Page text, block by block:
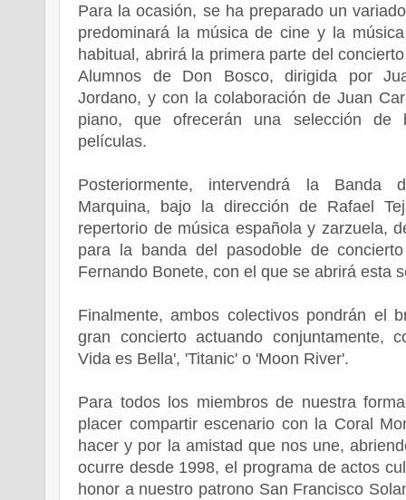
Para la ocasión, se ha preparado un
predominará la música de cine y la
habitual, abrirá la primera parte del
Alumnos de Don Bosco, dirigida por
Jordano, y con la colaboración de Juan
piano, que ofrecerán una selección de
películas.
Posteriormente, intervendrá la Banda
Marquina, bajo la dirección de Rafael
repertorio de música española y zarzuela,
para la banda del pasodoble de
Fernando Bonete, con el que se abrirá esta
Finalmente, ambos colectivos pondrán el
gran concierto actuando conjuntamente,
Vida es Bella', 'Titanic' o 'Moon River'.
Para todos los miembros de nuestra
placer compartir escenario con la Coral
hacer y por la amistad que nos une,
ocurre desde 1998, el programa de actos
honor a nuestro patrono San Francisco